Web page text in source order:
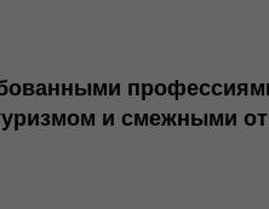
и смежными